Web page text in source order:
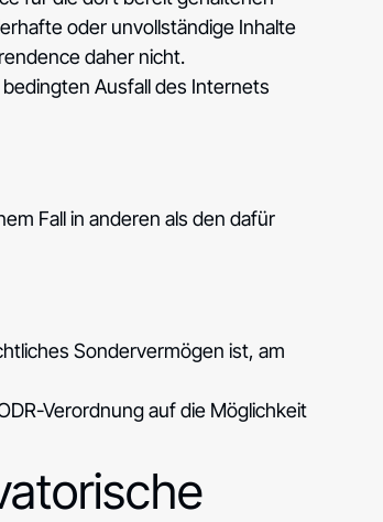
oder unvollständige Inhalte
daher nicht.
Ausfall des Internets
Fall in anderen als den dafür
Sondervermögen ist, am
Verordnung auf die Möglichkeit